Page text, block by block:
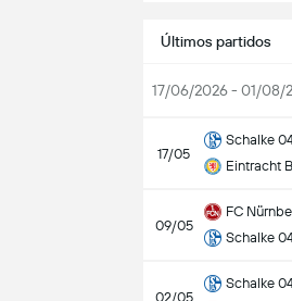
Últimos partidos
17/06/2026 - 01/08/
17/05
Schalke
Eintracht
09/05
FC
Schalke
02/05
Schalke